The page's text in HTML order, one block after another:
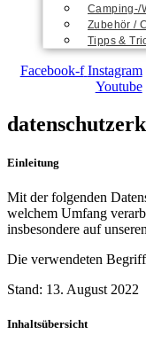
Camping-/
Zubehör /
Tipps &
Facebook-f Instagram
Youtube
Einleitung
Mit der folgenden
welchem Umfang
insbesondere auf
Die verwendeten
Stand: 13. August 2022
Inhaltsübersicht